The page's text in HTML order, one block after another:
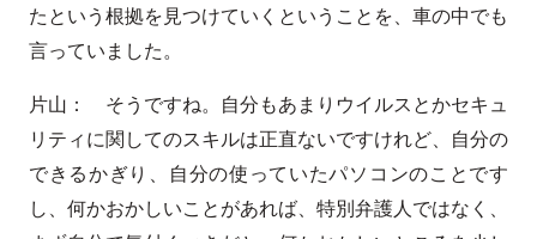
たという根拠を見つけていくということを、車の中でも
言っていました。
片山： そうですね。自分もあまりウイルスとかセキュ
リティに関してのスキルは正直ないですけれど、自分の
できるかぎり、自分の使っていたパソコンのことです
し、何かおかしいことがあれば、特別弁護人ではなく、